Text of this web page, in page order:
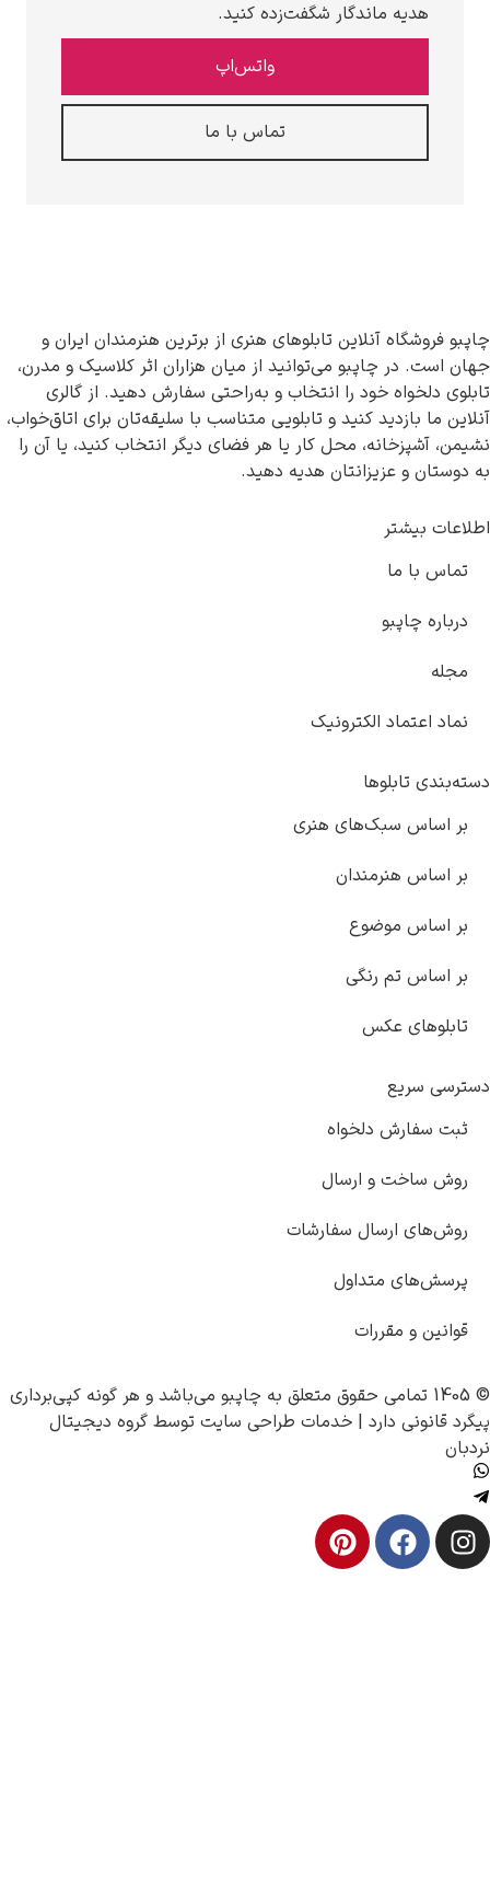
هدیه ماندگار شگفت‌زده کنید.
واتس‌اپ
تماس با ما
آنلاین تابلوهای هنری از برترین هنرمندان ایران و
در چاپبو می‌توانید از میان هزاران اثر کلاسیک و مدرن،
خود را انتخاب و به‌راحتی سفارش دهید. از گالری
بازدید کنید و تابلویی متناسب با سلیقه‌تان برای اتاق‌خواب،
محل کار یا هر فضای دیگر انتخاب کنید، یا آن را
و عزیزانتان هدیه دهید.
بیشتر
با ما
چاپبو
الکترونیک
تابلوها
سبک‌های هنری
هنرمندان
موضوع
تم رنگی
عکس
سریع
دلخواه
و ارسال
ارسال سفارشات
متداول
و مقررات
چاپبومی‌باشد و هر گونه کپی‌برداری
دارد |خدمات طراحی سایتتوسطگروه دیجیتال